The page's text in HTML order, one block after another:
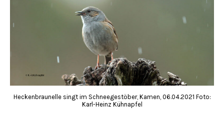
Heckenbraunelle singt im Schneegestöber, Kamen, 06.04.2021 Foto:
Karl-Heinz Kühnapfel